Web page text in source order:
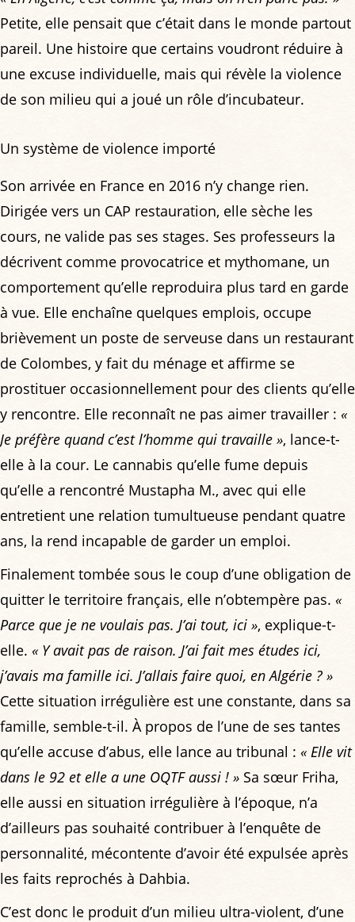
Petite, elle pensait que c’était dans le monde partout
pareil. Une histoire que certains voudront réduire à
une excuse individuelle, mais qui révèle la violence
de son milieu qui a joué un rôle d’incubateur.
Un système de violence importé
Son arrivée en France en 2016 n’y change rien.
Dirigée vers un CAP restauration, elle sèche les
cours, ne valide pas ses stages. Ses professeurs la
décrivent comme provocatrice et mythomane, un
comportement qu’elle reproduira plus tard en garde
à vue. Elle enchaîne quelques emplois, occupe
brièvement un poste de serveuse dans un restaurant
de Colombes, y fait du ménage et affirme se
prostituer occasionnellement pour des clients qu’elle
y rencontre. Elle reconnaît ne pas aimer travailler : «
Je préfère quand c’est l’homme qui travaille », lance-t-
elle à la cour. Le cannabis qu’elle fume depuis
qu’elle a rencontré Mustapha M., avec qui elle
entretient une relation tumultueuse pendant quatre
ans, la rend incapable de garder un emploi.
Finalement tombée sous le coup d’une obligation de
quitter le territoire français, elle n’obtempère pas. «
Parce que je ne voulais pas. J’ai tout, ici », explique-t-
elle. « Y avait pas de raison. J’ai fait mes études ici,
j’avais ma famille ici. J’allais faire quoi, en Algérie ? »
Cette situation irrégulière est une constante, dans sa
famille, semble-t-il. À propos de l’une de ses tantes
qu’elle accuse d’abus, elle lance au tribunal : « Elle vit
dans le 92 et elle a une OQTF aussi ! » Sa sœur Friha,
elle aussi en situation irrégulière à l’époque, n’a
d’ailleurs pas souhaité contribuer à l’enquête de
personnalité, mécontente d’avoir été expulsée après
les faits reprochés à Dahbia.
C’est donc le produit d’un milieu ultra-violent, d’une